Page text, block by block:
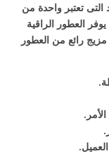
التى تعتبر واحدة من
العطور الراقية
رائع من العطور